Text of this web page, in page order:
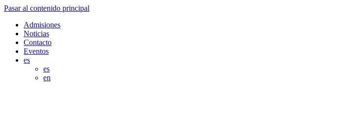
Pasar al contenido principal
Admisiones
Noticias
Contacto
Eventos
es
es
en